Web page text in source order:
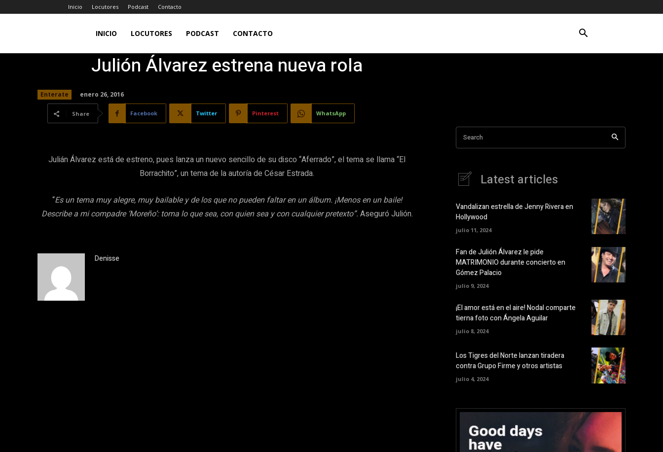
Inicio Locutores Podcast Contacto
98.7FM
INICIO LOCUTORES PODCAST CONTACTO
Julión Álvarez estrena nueva rola
Enterate enero 26, 2016
Share Facebook Twitter Pinterest WhatsApp
Julián Álvarez está de estreno, pues lanza un nuevo sencillo de su disco “Aferrado”, el tema se llama “El
Borrachito”, un tema de la autoría de César Estrada.
“Es un tema muy alegre, muy bailable y de los que no pueden faltar en un álbum. ¡Menos en un baile!
Describe a mi compadre ‘Moreño’: toma lo que sea, con quien sea y con cualquier pretexto”. Aseguró Julión.
Denisse
Search
Latest articles
Vandalizan estrella de Jenny Rivera en
Hollywood
julio 11, 2024
Fan de Julión Álvarez le pide
MATRIMONIO durante concierto en
Gómez Palacio
julio 9, 2024
¡El amor está en el aire! Nodal comparte
tierna foto con Ángela Aguilar
julio 8, 2024
Los Tigres del Norte lanzan tiradera
contra Grupo Firme y otros artistas
julio 4, 2024